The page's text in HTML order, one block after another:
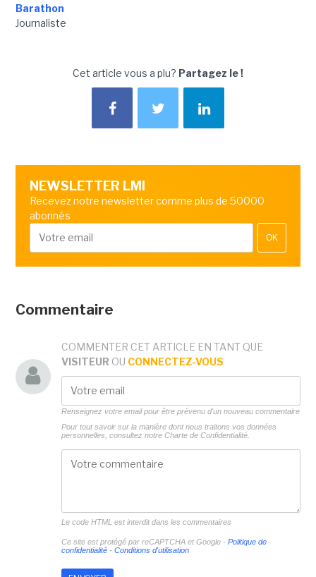
Barathon
Journaliste
Cet article vous a plu? Partagez le !
NEWSLETTER LMI
Recevez notre newsletter comme plus de 50000
abonnés
OK
Commentaire
COMMENTER CET ARTICLE EN TANT QUE
VISITEUR OU CONNECTEZ-VOUS
Renseignez votre email pour être prévenu d'un nouveau commentaire
Pour tout savoir sur la manière dont nous traitons vos données
personnelles, consultez notre Charte de Confidentialité.
Le code HTML est interdit dans les commentaires
Ce site est protégé par reCAPTCHA et Google - Politique de
confidentialité- Conditions d'utilisation